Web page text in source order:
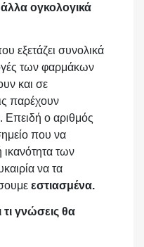
ογκολογικά
εξετάζει συνολικά
των φαρμάκων
και σε
παρέχουν
Επειδή ο αριθμός
που να
ικανότητα των
να τα
εστιασμένα.
τι γνώσεις θα